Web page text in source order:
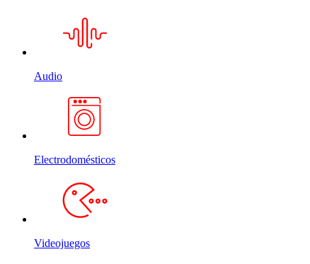
Audio
Electrodomésticos
Videojuegos